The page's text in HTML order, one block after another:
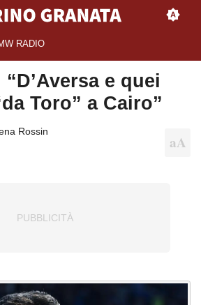
RADIO
e quei
Toro” a Cairo”
Rossin